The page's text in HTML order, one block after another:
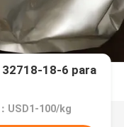
32718-18-6 para
USD1-100/kg